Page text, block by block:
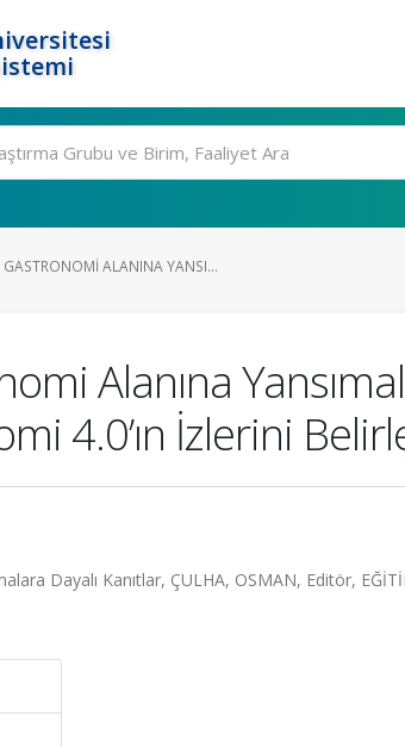
GASTRONOMI ALANINA YANSI...
Alanına
4.0’ın İzlerini
Dayalı Kanıtlar, ÇULHA, OSMAN, Editör,